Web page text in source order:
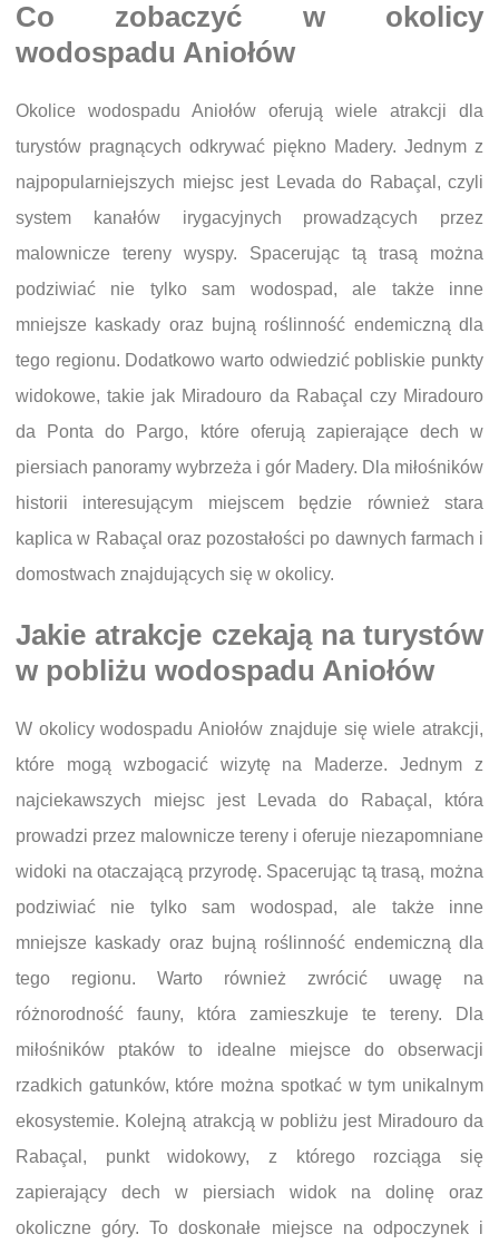
Co zobaczyć w okolicy
wodospadu Aniołów
Okolice wodospadu Aniołów oferują wiele atrakcji dla
turystów pragnących odkrywać piękno Madery. Jednym z
najpopularniejszych miejsc jest Levada do Rabaçal, czyli
system kanałów irygacyjnych prowadzących przez
malownicze tereny wyspy. Spacerując tą trasą można
podziwiać nie tylko sam wodospad, ale także inne
mniejsze kaskady oraz bujną roślinność endemiczną dla
tego regionu. Dodatkowo warto odwiedzić pobliskie punkty
widokowe, takie jak Miradouro da Rabaçal czy Miradouro
da Ponta do Pargo, które oferują zapierające dech w
piersiach panoramy wybrzeża i gór Madery. Dla miłośników
historii interesującym miejscem będzie również stara
kaplica w Rabaçal oraz pozostałości po dawnych farmach i
domostwach znajdujących się w okolicy.
Jakie atrakcje czekają na turystów
w pobliżu wodospadu Aniołów
W okolicy wodospadu Aniołów znajduje się wiele atrakcji,
które mogą wzbogacić wizytę na Maderze. Jednym z
najciekawszych miejsc jest Levada do Rabaçal, która
prowadzi przez malownicze tereny i oferuje niezapomniane
widoki na otaczającą przyrodę. Spacerując tą trasą, można
podziwiać nie tylko sam wodospad, ale także inne
mniejsze kaskady oraz bujną roślinność endemiczną dla
tego regionu. Warto również zwrócić uwagę na
różnorodność fauny, która zamieszkuje te tereny. Dla
miłośników ptaków to idealne miejsce do obserwacji
rzadkich gatunków, które można spotkać w tym unikalnym
ekosystemie. Kolejną atrakcją w pobliżu jest Miradouro da
Rabaçal, punkt widokowy, z którego rozciąga się
zapierający dech w piersiach widok na dolinę oraz
okoliczne góry. To doskonałe miejsce na odpoczynek i